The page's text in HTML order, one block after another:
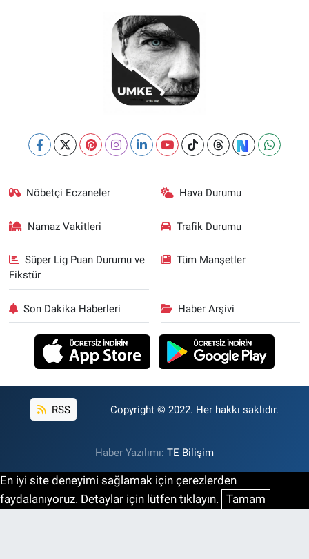
Nöbetçi Eczaneler Hava Durumu
Namaz Vakitleri Trafik Durumu
Süper Lig Puan Durumu ve
Fikstür
Tüm Manşetler
Son Dakika Haberleri Haber Arşivi
RSS Copyright © 2022. Her hakkı saklıdır.
Haber Yazılımı: TE Bilişim
En iyi site deneyimi sağlamak için çerezlerden
faydalanıyoruz. Detaylar için lütfen tıklayın. Tamam